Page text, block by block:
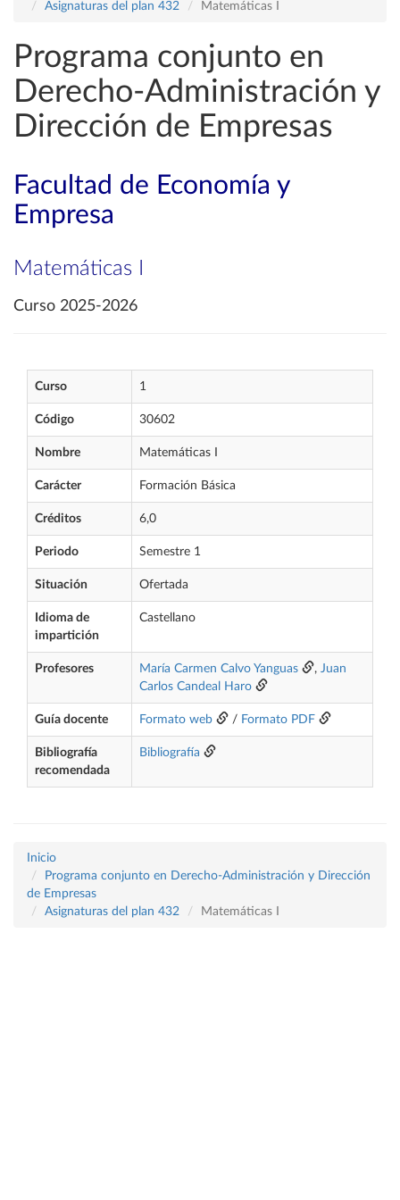
Asignaturas del plan 432
Matemáticas I
Programa conjunto en
Derecho-Administración y
Dirección de Empresas
Facultad de Economía y
Empresa
Matemáticas I
Curso 2025-2026
Curso 1
Código 30602
Nombre Matemáticas I
Carácter Formación Básica
Créditos 6,0
Periodo Semestre 1
Situación Ofertada
Idioma de
impartición
Castellano
Profesores María Carmen Calvo Yanguas , Juan
Carlos Candeal Haro
Guía docente Formato web / Formato PDF
Bibliografía
recomendada
Bibliografía
Inicio
Programa conjunto en Derecho-Administración y Dirección
de Empresas
Asignaturas del plan 432
Matemáticas I